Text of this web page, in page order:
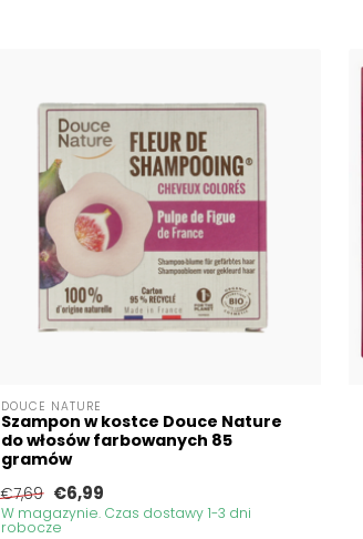
DOUCE NATURE
Szampon w kostce Douce Nature
do włosów farbowanych 85
gramów
€7,69 €6,99
W magazynie. Czas dostawy 1-3 dni
robocze